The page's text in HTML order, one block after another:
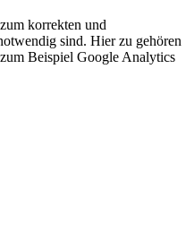
korrekten und
sind. Hier zu gehören
Beispiel Google Analytics